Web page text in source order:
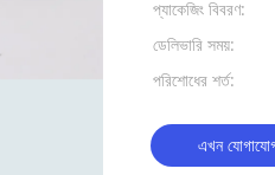
প্যাকেজিং বিবরণ:
ডেলিভারি সময়:
পরিশোধের শর্ত:
এখন